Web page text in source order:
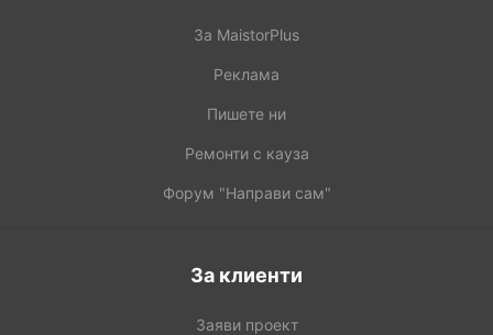
За MaistorPlus
Реклама
Пишете ни
Ремонти с кауза
Форум "Направи сам"
За клиенти
Заяви проект